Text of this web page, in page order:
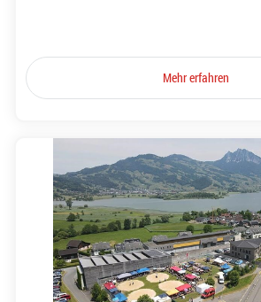
Mehr erfahren